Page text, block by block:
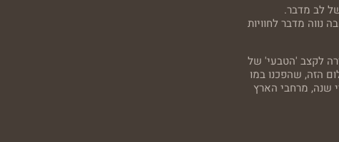
לב מדבר.
נווה מדבר לחוויות
לקצב 'הטבעי' של
הזה, שהפכנו במו
שנה, מרחבי הארץ